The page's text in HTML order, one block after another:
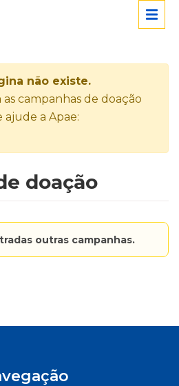
não existe.
campanhas de doação
ajude a Apae:
doação
outras campanhas.